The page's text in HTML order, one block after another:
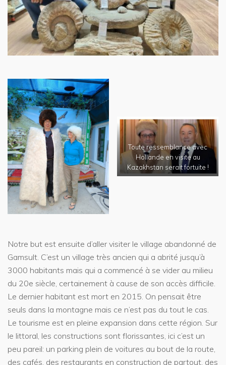
Toute ressemblance avec
Hollande en visite au
Kazakhstan serait fortuite !
Notre but est ensuite d’aller visiter le village abandonné de
Gamsult. C’est un village très ancien qui a abrité jusqu’à
3000 habitants mais qui a commencé à se vider au milieu
du 20e siècle, certainement à cause de son accès difficile.
Le dernier habitant est mort en 2015. On pensait être
seuls dans la montagne mais ce n’est pas du tout le cas.
Le tourisme est en pleine expansion dans cette région. Sur
le littoral, les constructions sont florissantes, ici c’est un
peu pareil: un parking plein de voitures au bout de la route,
des cafés, des restaurants en construction de partout, des